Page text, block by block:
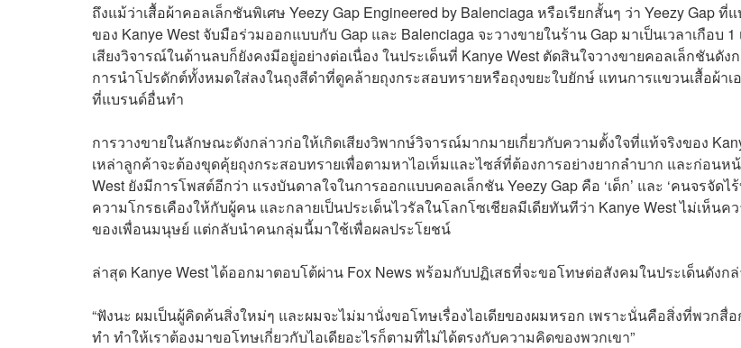
ถึงแม้ว่าเสื้อผ้าคอลเล็กชันพิเศษ Yeezy Gap Engineered by Balenciaga หรือเรียกสั้นๆ ว่า Yeezy Gap ที่
ของ Kanye West จับมือร่วมออกแบบกับ Gap และ Balenciaga จะวางขายในร้าน Gap มาเป็นเวลาเกือบ
เสียงวิจารณ์ในด้านลบก็ยังคงมีอยู่อย่างต่อเนื่อง ในประเด็นที่ Kanye West ตัดสินใจวางขายคอลเล็กชันดัง
การนำโปรดักต์ทั้งหมดใส่ลงในถุงสีดำที่ดูคล้ายถุงกระสอบทรายหรือถุงขยะใบยักษ์ แทนการแขวนเสื้อผ้าเ
ที่แบรนด์อื่นทำ
การวางขายในลักษณะดังกล่าวก่อให้เกิดเสียงวิพากษ์วิจารณ์มากมายเกี่ยวกับความตั้งใจที่แท้จริงของ
เหล่าลูกค้าจะต้องขุดคุ้ยถุงกระสอบทรายเพื่อตามหาไอเท็มและไซส์ที่ต้องการอย่างยากลำบาก และก่อนห
West ยังมีการโพสต์อีกว่า แรงบันดาลใจในการออกแบบคอลเล็กชัน Yeezy Gap คือ ‘เด็ก’ และ ‘คนจรจัดไ
ความโกรธเคืองให้กับผู้คน และกลายเป็นประเด็นไวรัลในโลกโซเชียลมีเดียทันทีว่า Kanye West ไม่เห็น
ของเพื่อนมนุษย์ แต่กลับนำคนกลุ่มนี้มาใช้เพื่อผลประโยชน์
ล่าสุด Kanye West ได้ออกมาตอบโต้ผ่าน Fox News พร้อมกับปฏิเสธที่จะขอโทษต่อสังคมในประเด็นดังก
“ฟังนะ ผมเป็นผู้คิดค้นสิ่งใหม่ๆ และผมจะไม่มานั่งขอโทษเรื่องไอเดียของผมหรอก เพราะนั่นคือสิ่งที่พวกสื่
ทำ ทำให้เราต้องมาขอโทษเกี่ยวกับไอเดียอะไรก็ตามที่ไม่ได้ตรงกับความคิดของพวกเขา”